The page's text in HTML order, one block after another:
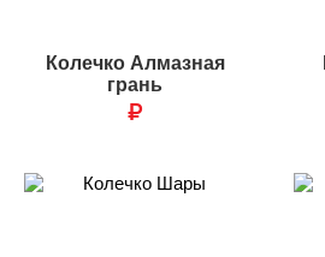
Колечко Алмазная
грань
₽